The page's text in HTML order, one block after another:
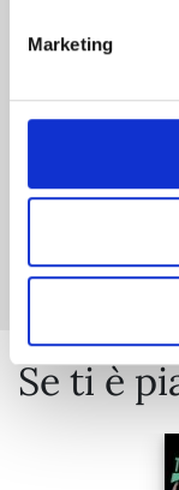
Marketing
Se ti è